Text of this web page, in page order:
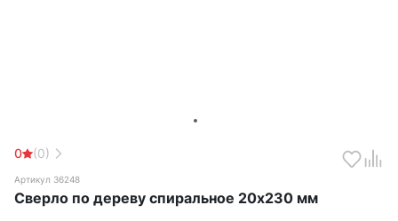
0 (0)
Артикул 36248
Сверло по дереву спиральное 20х230 мм